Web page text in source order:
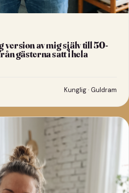
version av mig själv till 50-
gästerna satt i hela
Kunglig · Guldram